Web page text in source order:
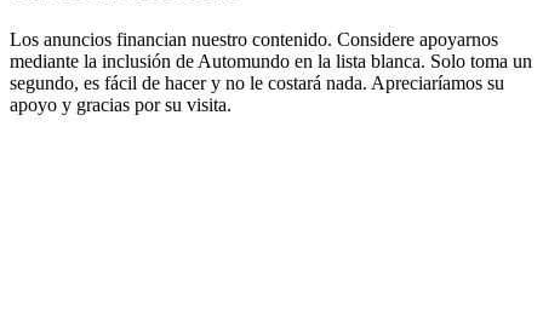
Los anuncios financian nuestro contenido. Considere apoyarnos
mediante la inclusión de Automundo en la lista blanca. Solo toma un
segundo, es fácil de hacer y no le costará nada. Apreciaríamos su
apoyo y gracias por su visita.